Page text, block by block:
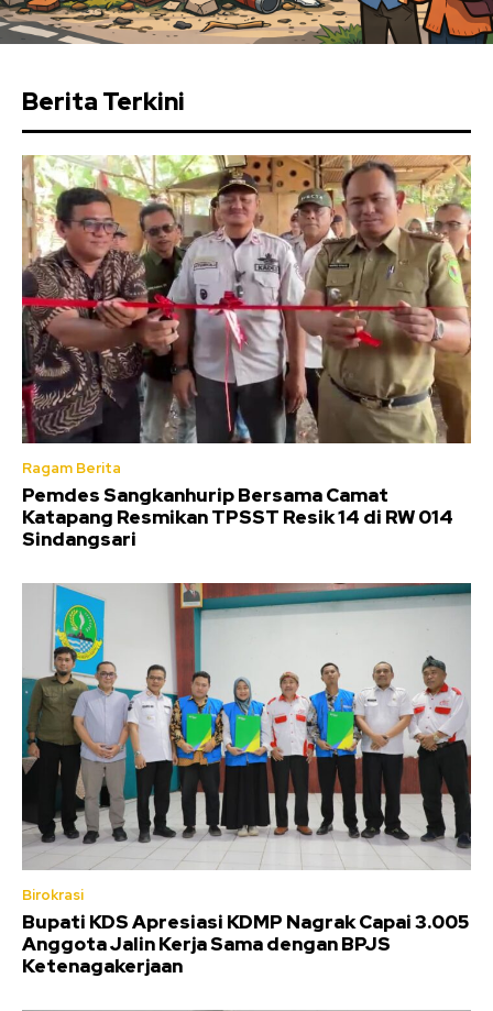
Berita Terkini
Ragam Berita
Pemdes Sangkanhurip Bersama Camat
Katapang Resmikan TPSST Resik 14 di RW 014
Sindangsari
Birokrasi
Bupati KDS Apresiasi KDMP Nagrak Capai 3.005
Anggota Jalin Kerja Sama dengan BPJS
Ketenagakerjaan